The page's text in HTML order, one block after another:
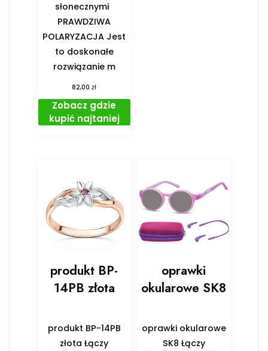
słonecznymi
PRAWDZIWA
POLARYZACJA Jest
to doskonałe
rozwiązanie m
82,00zł
Zobacz gdzie
kupić najtaniej
produkt BP-
14PB złota
produkt BP-14PB
złota Łączy
oprawki
okularowe SK8
oprawki okularowe
SK8 Łączy